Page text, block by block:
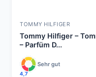
TOMMY HILFIGER
Tommy Hilfiger –
– Parfüm D...
4,7
Sehr gut